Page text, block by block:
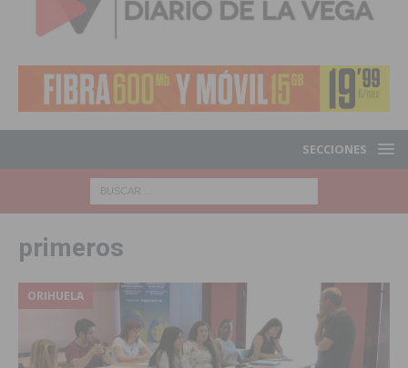
SECCIONES
primeros
ORIHUELA